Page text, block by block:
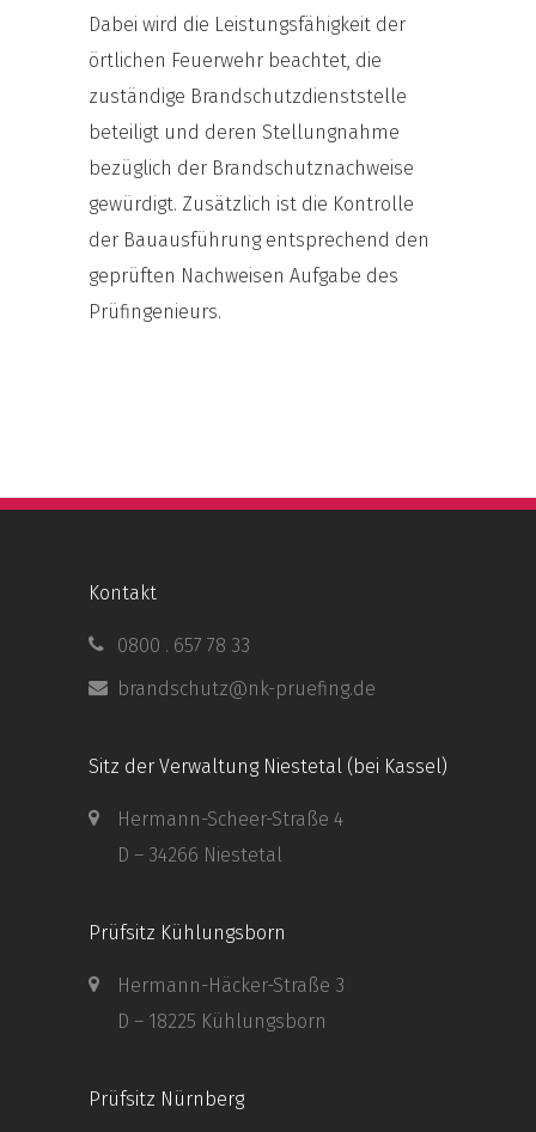
Dabei wird die Leistungsfähigkeit der
örtlichen Feuerwehr beachtet, die
zuständige Brandschutzdienststelle
beteiligt und deren Stellungnahme
bezüglich der Brandschutznachweise
gewürdigt. Zusätzlich ist die Kontrolle
der Bauausführung entsprechend den
geprüften Nachweisen Aufgabe des
Prüfingenieurs.
Kontakt
0800 . 657 78 33
brandschutz@nk-pruefing.de
Sitz der Verwaltung Niestetal (bei Kassel)
Hermann-Scheer-Straße 4
D – 34266 Niestetal
Prüfsitz Kühlungsborn
Hermann-Häcker-Straße 3
D – 18225 Kühlungsborn
Prüfsitz Nürnberg